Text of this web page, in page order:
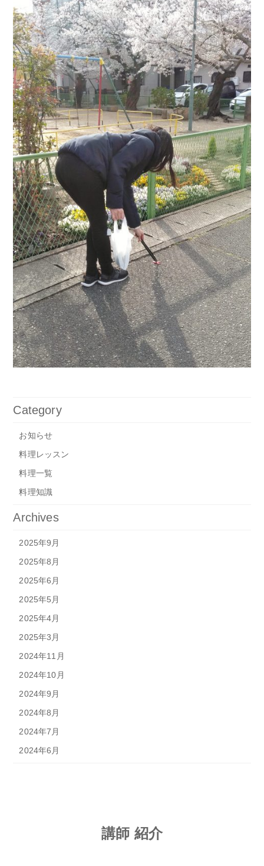
Category
お知らせ
料理レッスン
料理一覧
料理知識
Archives
2025年9月
2025年8月
2025年6月
2025年5月
2025年4月
2025年3月
2024年11月
2024年10月
2024年9月
2024年8月
2024年7月
2024年6月
講師 紹介